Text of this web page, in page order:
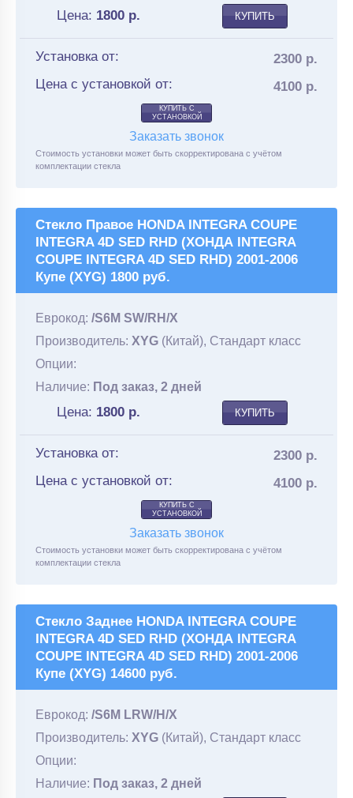
Цена: 1800 р. КУПИТЬ
Установка от:
2300 р.
Цена с установкой от:
4100 р.
КУПИТЬ С
УСТАНОВКОЙ
Заказать звонок
Стоимость установки может быть скорректирована с учётом
комплектации стекла
Стекло Правое HONDA INTEGRA COUPE
INTEGRA 4D SED RHD (ХОНДА INTEGRA
COUPE INTEGRA 4D SED RHD) 2001-2006
Купе (XYG) 1800 руб.
Еврокод: /S6M SW/RH/X
Производитель: XYG (Китай), Стандарт класс
Опции:
Наличие: Под заказ, 2 дней
Цена: 1800 р. КУПИТЬ
Установка от:
2300 р.
Цена с установкой от:
4100 р.
КУПИТЬ С
УСТАНОВКОЙ
Заказать звонок
Стоимость установки может быть скорректирована с учётом
комплектации стекла
Стекло Заднее HONDA INTEGRA COUPE
INTEGRA 4D SED RHD (ХОНДА INTEGRA
COUPE INTEGRA 4D SED RHD) 2001-2006
Купе (XYG) 14600 руб.
Еврокод: /S6M LRW/H/X
Производитель: XYG (Китай), Стандарт класс
Опции:
Наличие: Под заказ, 2 дней